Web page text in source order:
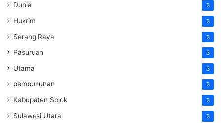
Dunia 3
Hukrim 3
Serang Raya 3
Pasuruan 3
Utama 3
pembunuhan 3
Kabupaten Solok 3
Sulawesi Utara 3